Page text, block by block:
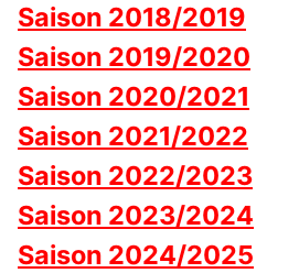
Saison 2018/2019
Saison 2019/2020
Saison 2020/2021
Saison 2021/2022
Saison 2022/2023
Saison 2023/2024
Saison 2024/2025